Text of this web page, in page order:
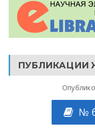
ПУБЛИКАЦИИ
№